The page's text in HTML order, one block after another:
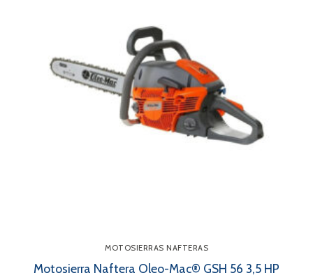
MOTOSIERRAS NAFTERAS
Motosierra Naftera Oleo-Mac® GSH 56 3,5 HP